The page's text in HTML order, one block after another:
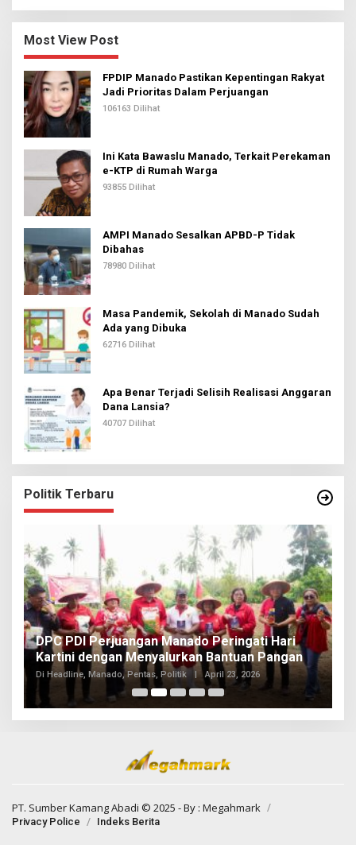
Most View Post
FPDIP Manado Pastikan Kepentingan Rakyat
Jadi Prioritas Dalam Perjuangan
106163 Dilihat
Ini Kata Bawaslu Manado, Terkait Perekaman
e-KTP di Rumah Warga
93855 Dilihat
AMPI Manado Sesalkan APBD-P Tidak
Dibahas
78980 Dilihat
Masa Pandemik, Sekolah di Manado Sudah
Ada yang Dibuka
62716 Dilihat
Apa Benar Terjadi Selisih Realisasi Anggaran
Dana Lansia?
40707 Dilihat
Politik Terbaru
DPC PDI Perjuangan Manado Peringati Hari
Kartini dengan Menyalurkan Bantuan Pangan
Di Headline, Manado, Pentas, Politik | April 23, 2026
PT. Sumber Kamang Abadi © 2025 - By : Megahmark
Privacy Police Indeks Berita